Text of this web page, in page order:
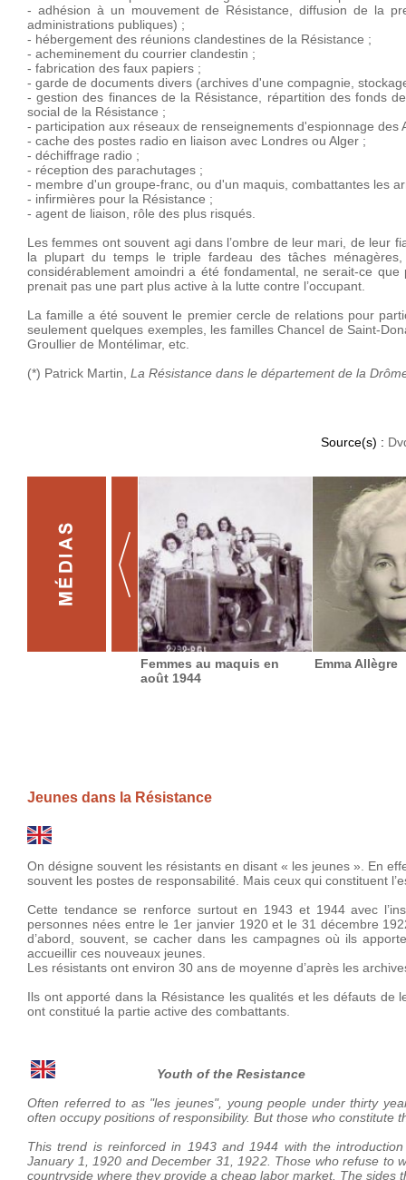
- adhésion à un mouvement de Résistance, diffusion de la
administrations publiques) ;
- hébergement des réunions clandestines de la Résistance ;
- acheminement du courrier clandestin ;
- fabrication des faux papiers ;
- garde de documents divers (archives d'une compagnie,
- gestion des finances de la Résistance, répartition des fonds
social de la Résistance ;
- participation aux réseaux de renseignements d'espionnage des
- cache des postes radio en liaison avec Londres ou Alger ;
- déchiffrage radio ;
- réception des parachutages ;
- membre d'un groupe-franc, ou d'un maquis, combattantes les
- infirmières pour la Résistance ;
- agent de liaison, rôle des plus risqués.
Les femmes ont souvent agi dans l’ombre de leur mari, de leur
la plupart du temps le triple fardeau des tâches
considérablement amoindri a été fondamental, ne serait-ce
prenait pas une part plus active à la lutte contre l’occupant.
La famille a été souvent le premier cercle de relations pour
seulement quelques exemples, les familles Chancel de Saint-
Groullier de Montélimar, etc.
(*) Patrick Martin, La Résistance dans le département de la
Source(s) :
Femmes au maquis en
août 1944
Emma Allègre
Jeunes dans la Résistance
On désigne souvent les résistants en disant « les jeunes ». En
souvent les postes de responsabilité. Mais ceux qui constituent
Cette tendance se renforce surtout en 1943 et 1944 avec
personnes nées entre le 1er janvier 1920 et le 31 décembre
d’abord, souvent, se cacher dans les campagnes où ils
accueillir ces nouveaux jeunes.
Les résistants ont environ 30 ans de moyenne d’après les
Ils ont apporté dans la Résistance les qualités et les défauts
ont constitué la partie active des combattants.
Youth of the Resistance
Often referred to as "les jeunes", young people under thirty
often occupy positions of responsibility. But those who constitute
This trend is reinforced in 1943 and 1944 with the
January 1, 1920 and December 31, 1922. Those who refuse to
countryside where they provide a cheap labor market. The